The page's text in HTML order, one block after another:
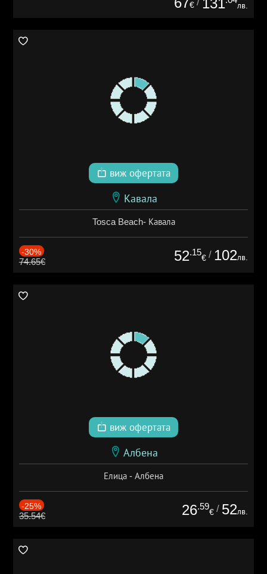
€ 131 лв.
виж офертата
Кавала
Tosca Beach- Кавала
-30%
74.65€ 52.15
€ / 102лв.
виж офертата
Албена
Елица - Албена
-25%
35.54€ 26.59
€ / 52лв.